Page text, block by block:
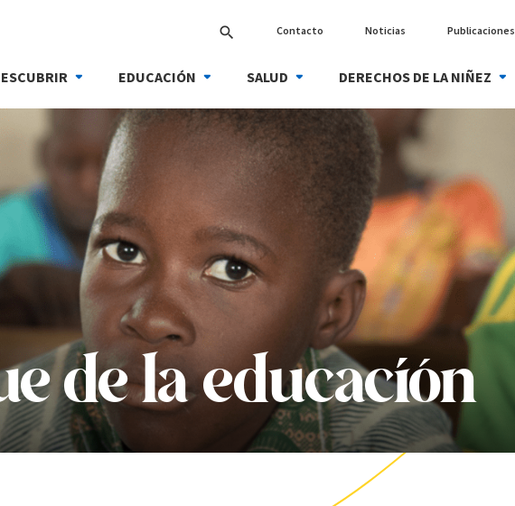
search Contacto Noticias Publicaciones
EDUCACIÓN SALUD DERECHOS DE LA NIÑEZ
de la educación